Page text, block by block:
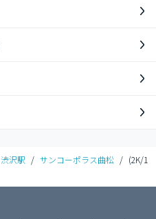
渋沢駅 / サンコーポラス曲松 / (2K/1